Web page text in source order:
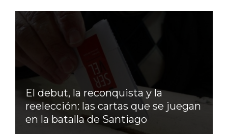
El debut, la reconquista y la
reelección: las cartas que se juegan
en la batalla de Santiago